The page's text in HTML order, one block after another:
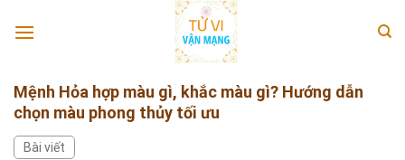
Mệnh Hỏa hợp màu gì, khắc màu gì? Hướng dẫn
chọn màu phong thủy tối ưu
Bài viết